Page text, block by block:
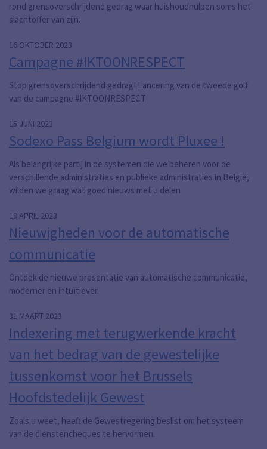
rond grensoverschrijdend gedrag waar huishoudhulpen soms het
slachtoffer van zijn.
16 OKTOBER 2023
Campagne #IKTOONRESPECT
Stop grensoverschrijdend gedrag! Lancering van de tweede golf
van de campagne #IKTOONRESPECT
15 JUNI 2023
Sodexo Pass Belgium wordt Pluxee !
Als belangrijke partij in de systemen die we beheren voor de
verschillende administraties en publieke administraties in België,
wilden we graag wat goed nieuws met u delen
19 APRIL 2023
Nieuwigheden voor de automatische
communicatie
Ontdek de nieuwe presentatie van automatische communicatie,
moderner en intuïtiever.
31 MAART 2023
Indexering met terugwerkende kracht
van het bedrag van de gewestelijke
tussenkomst voor het Brussels
Hoofdstedelijk Gewest
Zoals u weet, heeft de Gewestregering beslist om het systeem
van de dienstencheques te hervormen.